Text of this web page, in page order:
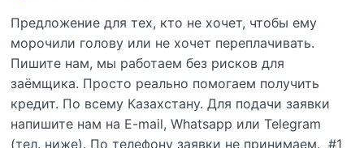
Предложение для тех, кто не хочет, чтобы ему
морочили голову или не хочет переплачивать.
Пишите нам, мы работаем без рисков для
заёмщика. Просто реально помогаем получить
кредит. По всему Казахстану. Для подачи заявки
напишите нам на E-mail, Whatsapp или Telegram
(тел. ниже). По телефону заявки не принимаем. #1